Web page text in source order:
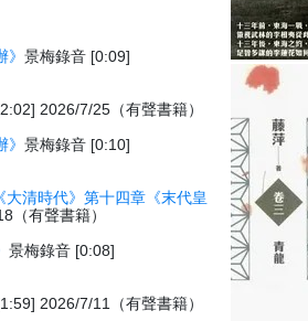
》景梅錄音 [0:09]
2026/7/25（有聲書籍）
》景梅錄音 [0:10]
大清時代》第十四章《末代皇
（有聲書籍）
景梅錄音 [0:08]
2026/7/11（有聲書籍）